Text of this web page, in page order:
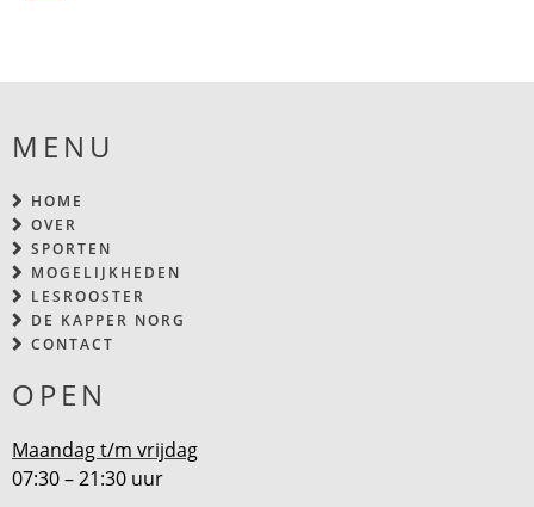
MENU
HOME
OVER
SPORTEN
MOGELIJKHEDEN
LESROOSTER
DE KAPPER NORG
CONTACT
OPEN
Maandag t/m vrijdag
07:30 – 21:30 uur